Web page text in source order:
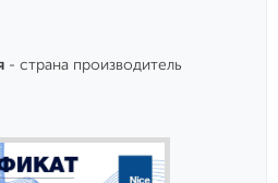
- страна производитель